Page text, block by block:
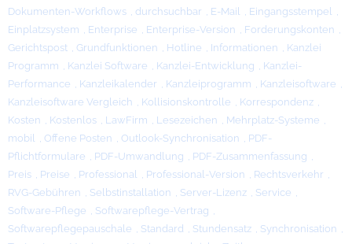
Dokumenten-Workflows
durchsuchbar E-Mail Eingangsstempel
Einplatzsystem
Enterprise Enterprise-Version Forderungskonten
Gerichtspost
Grundfunktionen Hotline Informationen
Kanzlei
Programm
Kanzlei Software Kanzlei-Entwicklung
Kanzlei-
Performance
Kanzleikalender Kanzleiprogramm Kanzleisoftware
Kanzleisoftware Vergleich
Kollisionskontrolle Korrespondenz
Kosten
Kostenlos LawFirm Lesezeichen Mehrplatz-Systeme
mobil
Offene Posten Outlook-Synchronisation
PDF-
Pflichtformulare
PDF-Umwandlung PDF-Zusammenfassung
Preis
Preise Professional Professional-Version Rechtsverkehr
RVG-Gebühren
Selbstinstallation Server-Lizenz Service
Software-Pflege
Softwarepflege-Vertrag
Softwarepflegepauschale
Standard Stundensatz Synchronisation